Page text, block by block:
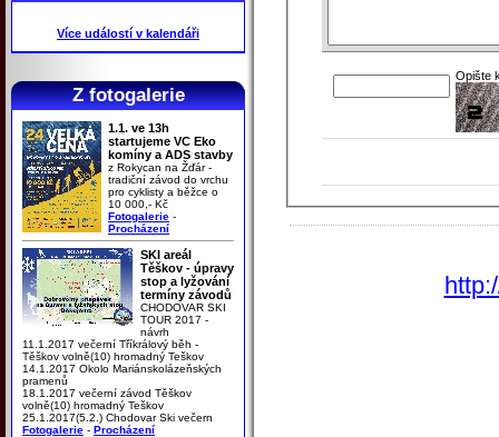
Více událostí v kalendáři
Z fotogalerie
1.1. ve 13h
startujeme VC Eko
komíny a ADS stavby
z Rokycan na Žďár -
tradiční závod do vrchu
pro cyklisty a běžce o
10 000,- Kč
Fotogalerie -
Procházení
SKI areál
Těškov - úpravy
stop a lyžování
termíny závodů
CHODOVAR SKI
TOUR 2017 -
návrh
11.1.2017 večerní Tříkrálový běh -
Těškov volně(10) hromadný Teškov
14.1.2017 Okolo Mariánskolázeňských
pramenů
18.1.2017 večerní závod Těškov
volně(10) hromadný Teškov
25.1.2017(5.2.) Chodovar Ski večern
Fotogalerie - Procházení
Opište